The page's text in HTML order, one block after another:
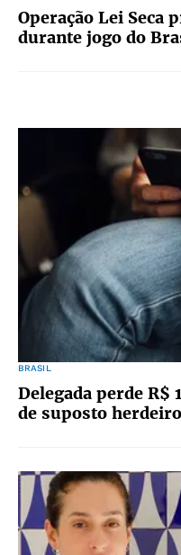
Operação Lei Seca
durante jogo do
BRASIL
Delegada perde R$
de suposto